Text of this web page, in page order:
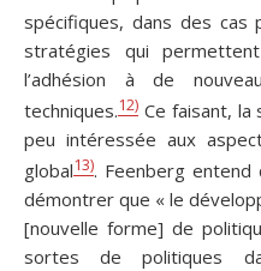
spécifiques, dans des cas
stratégies qui
l’adhésion à de
techniques.12) Ce faisant, la
peu intéressée aux
global13). Feenberg
démontrer que « le
[nouvelle forme] de
sortes de politiques